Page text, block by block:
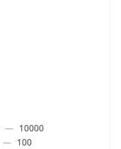
— 10000
— 100